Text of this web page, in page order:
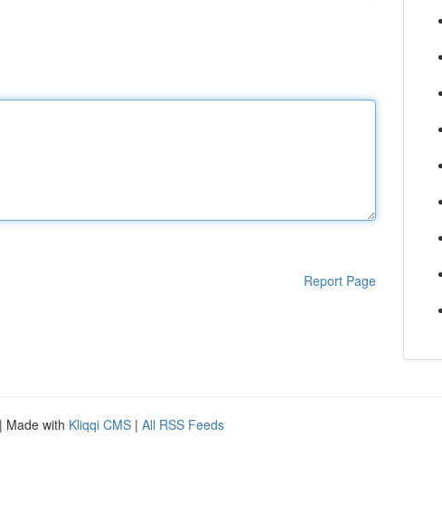
Report Page
| Made with Kliqqi CMS | All RSS Feeds